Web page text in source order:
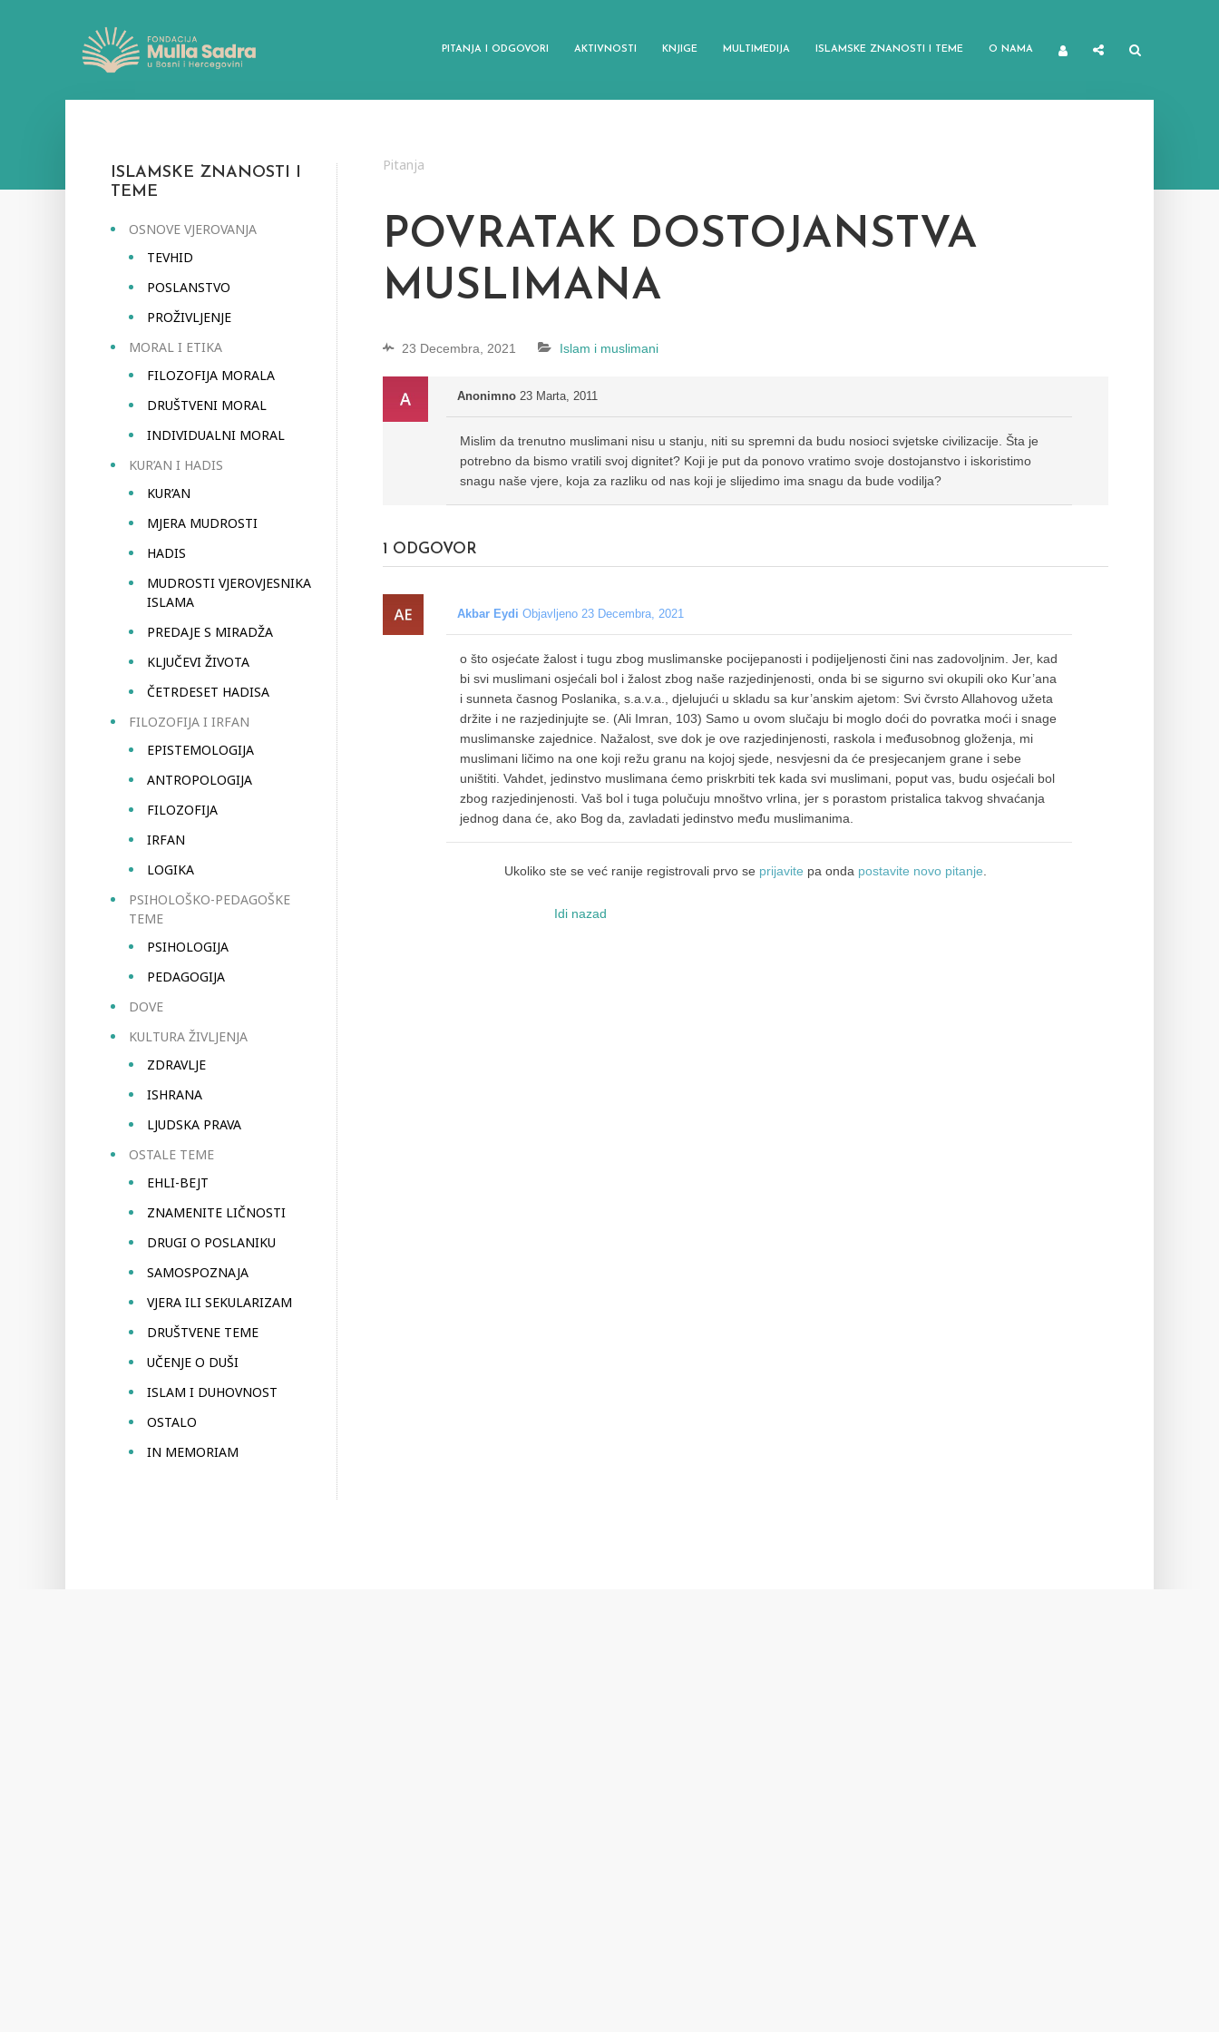
PITANJA I ODGOVORI AKTIVNOSTI KNJIGE MULTIMEDIJA ISLAMSKE ZNANOSTI I TEME O NAMA
ISLAMSKE ZNANOSTI I
TEME
OSNOVE VJEROVANJA
TEVHID
POSLANSTVO
PROŽIVLJENJE
MORAL I ETIKA
FILOZOFIJA MORALA
DRUŠTVENI MORAL
INDIVIDUALNI MORAL
KUR’AN I HADIS
KUR’AN
MJERA MUDROSTI
HADIS
MUDROSTI VJEROVJESNIKA
ISLAMA
PREDAJE S MIRADŽA
KLJUČEVI ŽIVOTA
ČETRDESET HADISA
FILOZOFIJA I IRFAN
EPISTEMOLOGIJA
ANTROPOLOGIJA
FILOZOFIJA
IRFAN
LOGIKA
PSIHOLOŠKO-PEDAGOŠKE
TEME
PSIHOLOGIJA
PEDAGOGIJA
DOVE
KULTURA ŽIVLJENJA
ZDRAVLJE
ISHRANA
LJUDSKA PRAVA
OSTALE TEME
EHLI-BEJT
ZNAMENITE LIČNOSTI
DRUGI O POSLANIKU
SAMOSPOZNAJA
VJERA ILI SEKULARIZAM
DRUŠTVENE TEME
UČENJE O DUŠI
ISLAM I DUHOVNOST
OSTALO
IN MEMORIAM
Pitanja
POVRATAK DOSTOJANSTVA
MUSLIMANA
23 Decembra, 2021 Islam i muslimani
Anonimno 23 Marta, 2011
Mislim da trenutno muslimani nisu u stanju, niti su spremni da budu nosioci svjetske civilizacije. Šta je
potrebno da bismo vratili svoj dignitet? Koji je put da ponovo vratimo svoje dostojanstvo i iskoristimo
snagu naše vjere, koja za razliku od nas koji je slijedimo ima snagu da bude vodilja?
1 ODGOVOR
Akbar Eydi Objavljeno 23 Decembra, 2021
o što osjećate žalost i tugu zbog muslimanske pocijepanosti i podijeljenosti čini nas zadovoljnim. Jer, kad
bi svi muslimani osjećali bol i žalost zbog naše razjedinjenosti, onda bi se sigurno svi okupili oko Kur’ana
i sunneta časnog Poslanika, s.a.v.a., djelujući u skladu sa kur’anskim ajetom: Svi čvrsto Allahovog užeta
držite i ne razjedinjujte se. (Ali Imran, 103) Samo u ovom slučaju bi moglo doći do povratka moći i snage
muslimanske zajednice. Nažalost, sve dok je ove razjedinjenosti, raskola i međusobnog gloženja, mi
muslimani ličimo na one koji režu granu na kojoj sjede, nesvjesni da će presjecanjem grane i sebe
uništiti. Vahdet, jedinstvo muslimana ćemo priskrbiti tek kada svi muslimani, poput vas, budu osjećali bol
zbog razjedinjenosti. Vaš bol i tuga polučuju mnoštvo vrlina, jer s porastom pristalica takvog shvaćanja
jednog dana će, ako Bog da, zavladati jedinstvo među muslimanima.
Ukoliko ste se već ranije registrovali prvo se prijavite pa onda postavite novo pitanje.
Idi nazad